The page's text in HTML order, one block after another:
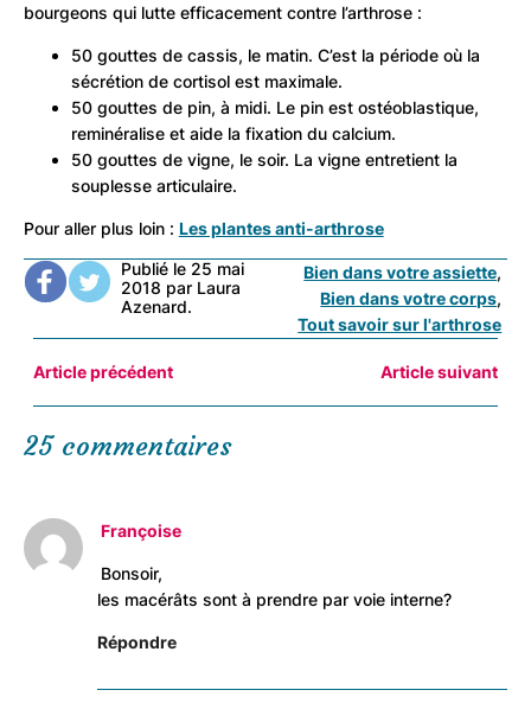
bourgeons qui lutte efficacement contre l’arthrose :
50 gouttes de cassis, le matin. C’est la période où la
sécrétion de cortisol est maximale.
50 gouttes de pin, à midi. Le pin est ostéoblastique,
reminéralise et aide la fixation du calcium.
50 gouttes de vigne, le soir. La vigne entretient la
souplesse articulaire.
Pour aller plus loin : Les plantes anti-arthrose
Publié le 25 mai
2018 par Laura
Azenard.
Bien dans votre assiette
Bien dans votre corps
Tout savoir sur l'arthrose
Article précédent Article suivant
25 commentaires
Françoise
Bonsoir,
les macérâts sont à prendre par voie interne?
Répondre